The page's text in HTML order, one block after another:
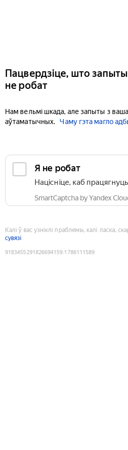
Пацвердзіце, што
не робат
Нам вельмі шкада, але запыты з
аўтаматычных.
Чаму гэта магло
Я не робат
Націсніце, каб працягнуць
SmartCaptcha by Yandex
Калі ў вас узніклі праблемы, калі ласка,
сувязі
9183455291826694159:1786111589